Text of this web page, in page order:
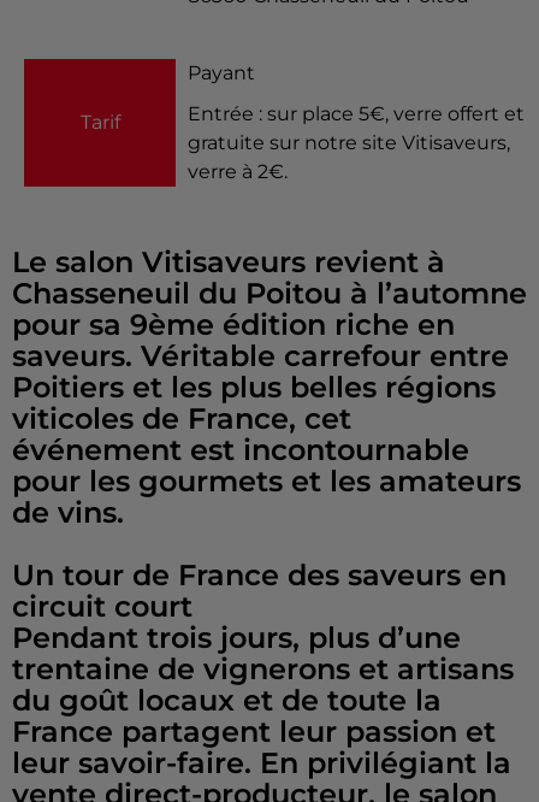
Tarif
Payant
Entrée : sur place 5€, verre offert et
gratuite sur notre site Vitisaveurs,
verre à 2€.
Le salon Vitisaveurs revient à
Chasseneuil du Poitou à l’automne
pour sa 9ème édition riche en
saveurs. Véritable carrefour entre
Poitiers et les plus belles régions
viticoles de France, cet
événement est incontournable
pour les gourmets et les amateurs
de vins.
Un tour de France des saveurs en
circuit court
Pendant trois jours, plus d’une
trentaine de vignerons et artisans
du goût locaux et de toute la
France partagent leur passion et
leur savoir-faire. En privilégiant la
vente direct-producteur, le salon